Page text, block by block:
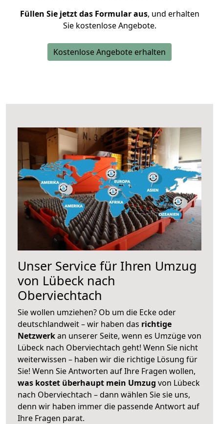
Füllen Sie jetzt das Formular aus, und erhalten
Sie kostenlose Angebote.
Kostenlose Angebote erhalten
Unser Service für Ihren Umzug
von Lübeck nach
Oberviechtach
Sie wollen umziehen? Ob um die Ecke oder
deutschlandweit – wir haben das richtige
Netzwerkan unserer Seite, wenn es Umzüge von
Lübeck nach Oberviechtach geht! Wenn Sie nicht
weiterwissen – haben wir die richtige Lösung für
Sie! Wenn Sie Antworten auf Ihre Fragen wollen,
was kostet überhaupt mein Umzug von Lübeck
nach Oberviechtach – dann wählen Sie sie uns,
denn wir haben immer die passende Antwort auf
Ihre Fragen parat.